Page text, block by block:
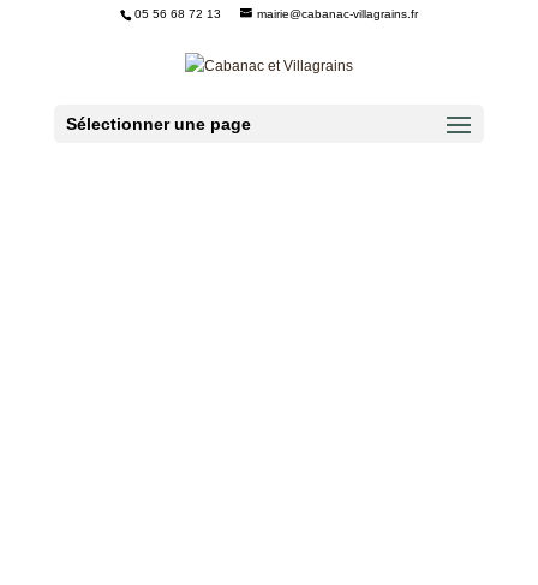
05 56 68 72 13 mairie@cabanac-villagrains.fr
Sélectionner une page